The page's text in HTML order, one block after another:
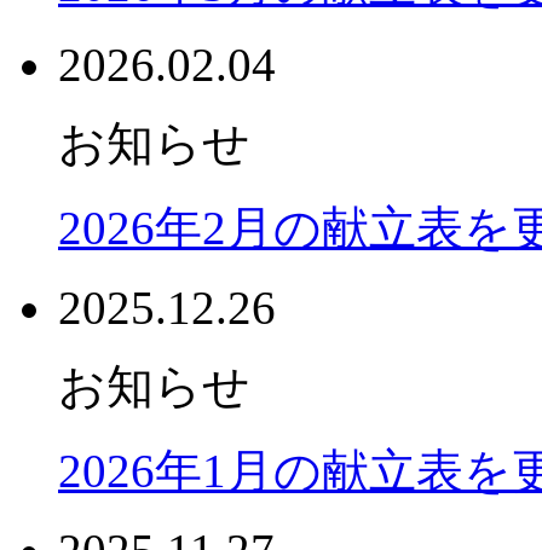
2026.02.04
お知らせ
2026年2月の献立表を
2025.12.26
お知らせ
2026年1月の献立表を